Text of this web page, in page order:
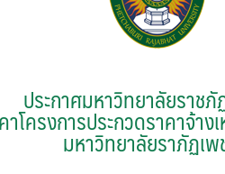
ประกาศมหาวิทยาลัยราช
าโครงการประกวดราคาจ้า
มหาวิทยาลัยราภัฏเ